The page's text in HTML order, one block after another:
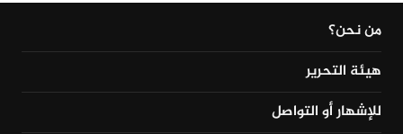
من نحن؟
هيئة التحرير
للإشهار أو التواصل